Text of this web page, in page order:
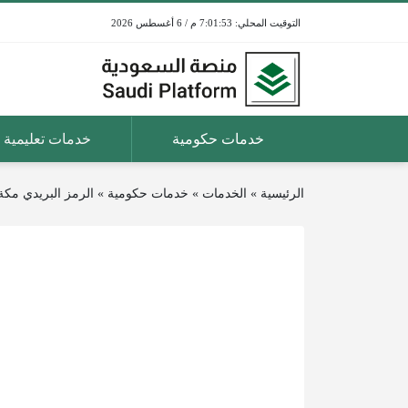
7:01:53 م / 6 أغسطس 2026
خدمات حكومية خدمات تعليمية
الرئيسية » الخدمات » خدمات حكومية » الرمز البريدي